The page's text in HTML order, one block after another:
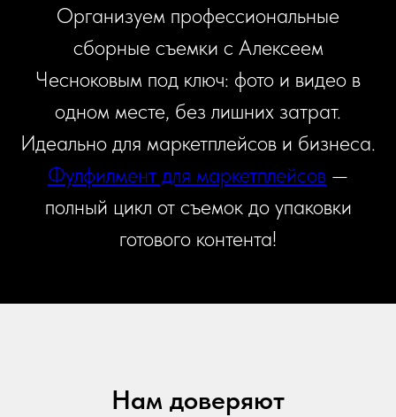
Организуем профессиональные
сборные съемки с Алексеем
Чесноковым под ключ: фото и видео в
одном месте, без лишних затрат.
Идеально для маркетплейсов и бизнеса.
Фулфилмент для маркетплейсов —
полный цикл от съемок до упаковки
готового контента!
Нам доверяют